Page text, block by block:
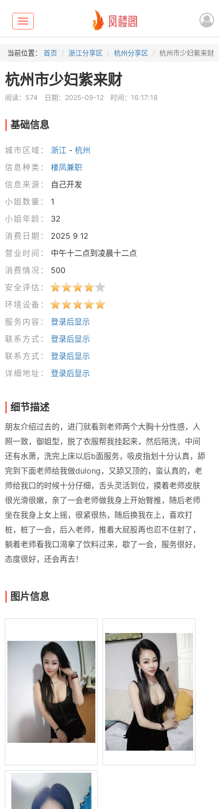
Toggle
navigation
当前位置： 首页 浙江分享区 杭州分享区 杭州市少妇紫来财
杭州市少妇紫来财
阅读：574 日期：2025-09-12 时间：16:17:18
基础信息
城市区域： 浙江 - 杭州
信息种类：
楼凤兼职
信息来源：
自己开发
小姐数量：
1
小姐年龄：
32
消费日期：
2025 9 12
营业时间：
中午十二点到凌晨十二点
消费情况：
500
安全评估：
环境设备：
服务内容：
登录后显示
联系方式：
登录后显示
联系方式：
登录后显示
详细地址：
登录后显示
细节描述
朋友介绍过去的，进门就看到老师两个大胸十分性感，人
照一致，御姐型，脱了衣服帮我挂起来，然后陪洗，中间
还有水萧，洗完上床以后b面服务，吸皮指划十分认真，舔
完到下面老师给我做dulong，又舔又顶的，蛮认真的，老
师给我口的时候十分仔细，舌头灵活到位，摸着老师皮肤
很光滑很嫩，亲了一会老师做我身上开始臀推，随后老师
坐在我身上女上摇，很紧很热，随后换我在上，喜欢打
桩，桩了一会，后入老师，推着大屁股再也忍不住射了，
躺着老师看我口渴拿了饮料过来，歇了一会，服务很好，
态度很好，还会再去！
图片信息